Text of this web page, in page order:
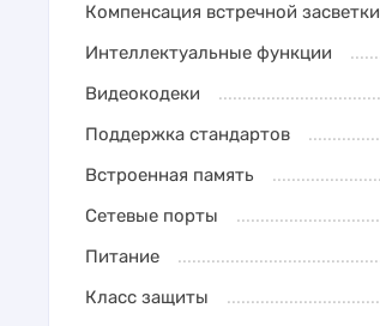
Компенсация встречной засветки
Интеллектуальные функции
Видеокодеки
Поддержка стандартов
Встроенная память
Сетевые порты
Питание
Класс защиты